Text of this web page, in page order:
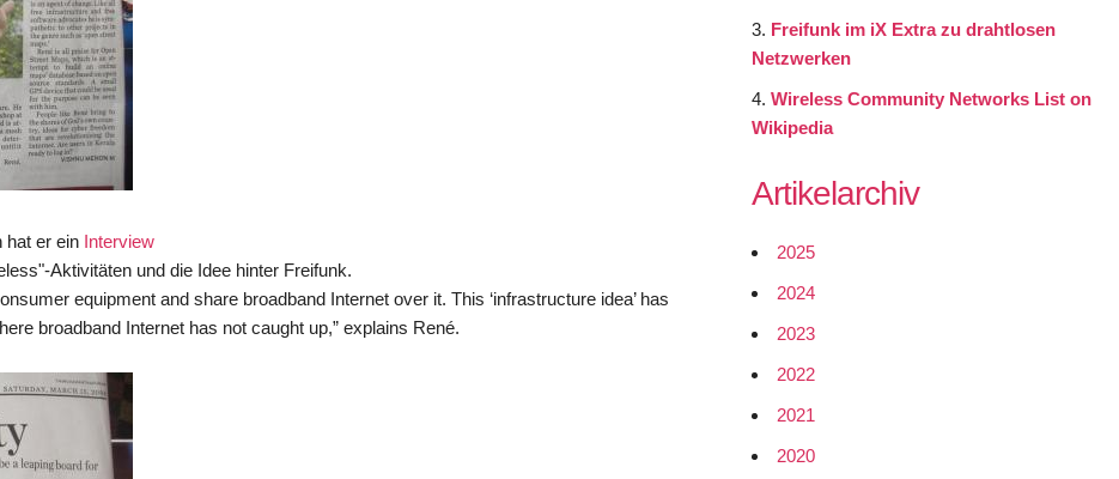
hat er ein Interview
Aktivitäten und die Idee hinter Freifunk.
equipment and share broadband Internet over it. This ‘infrastructure idea’ has
broadband Internet has not caught up,” explains René.
Freifunk im iX Extra zu drahtlosen
Netzwerken
Wireless Community Networks List on
Wikipedia
Artikelarchiv
2025
2024
2023
2022
2021
2020